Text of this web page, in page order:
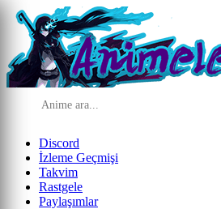
Discord
İzleme Geçmişi
Takvim
Rastgele
Paylaşımlar